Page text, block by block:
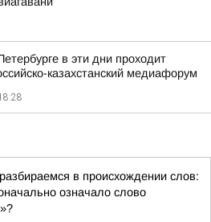
в эти дни проходит
казахстанский медиафорум
в происхождении слов:
означало слово